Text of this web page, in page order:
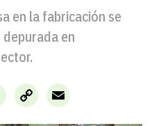
en la fabricación se
en
X
Copy
Link
Email